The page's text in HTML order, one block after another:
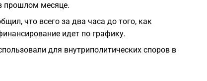
прошлом месяце.
что всего за два часа до того, как
идет по графику.
для внутриполитических споров в